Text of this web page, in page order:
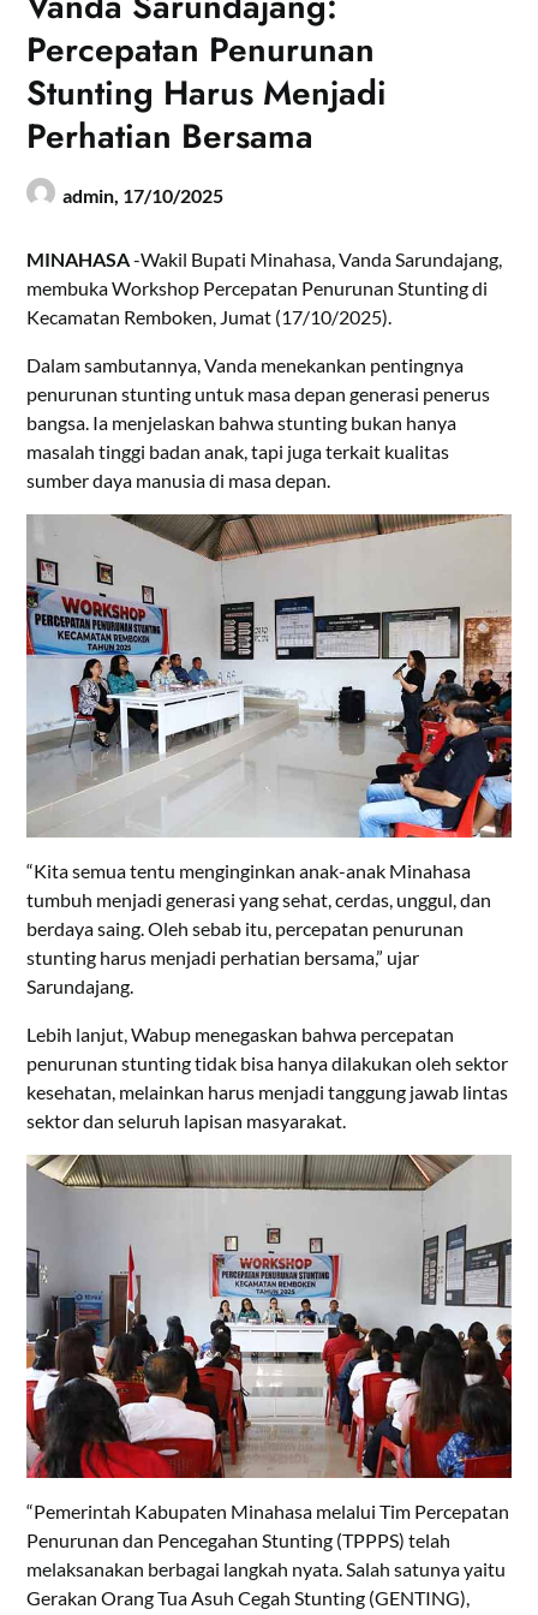
Percepatan Penurunan
Stunting Harus Menjadi
Perhatian Bersama
admin, 17/10/2025
MINAHASA-Wakil Bupati Minahasa, Vanda Sarundajang,
membuka Workshop Percepatan Penurunan Stunting di
Kecamatan Remboken, Jumat (17/10/2025).
Dalam sambutannya, Vanda menekankan pentingnya
penurunan stunting untuk masa depan generasi penerus
bangsa. Ia menjelaskan bahwa stunting bukan hanya
masalah tinggi badan anak, tapi juga terkait kualitas
sumber daya manusia di masa depan.
“Kita semua tentu menginginkan anak-anak Minahasa
tumbuh menjadi generasi yang sehat, cerdas, unggul, dan
berdaya saing. Oleh sebab itu, percepatan penurunan
stunting harus menjadi perhatian bersama,” ujar
Sarundajang.
Lebih lanjut, Wabup menegaskan bahwa percepatan
penurunan stunting tidak bisa hanya dilakukan oleh sektor
kesehatan, melainkan harus menjadi tanggung jawab lintas
sektor dan seluruh lapisan masyarakat.
“Pemerintah Kabupaten Minahasa melalui Tim Percepatan
Penurunan dan Pencegahan Stunting (TPPPS) telah
melaksanakan berbagai langkah nyata. Salah satunya yaitu
Gerakan Orang Tua Asuh Cegah Stunting (GENTING),